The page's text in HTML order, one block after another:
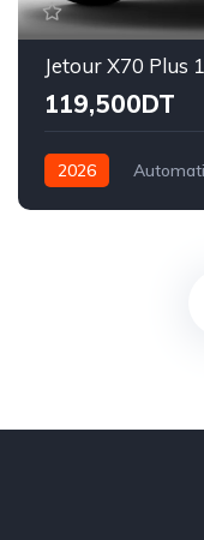
Jetour X70 Plus
119,500DT
2026